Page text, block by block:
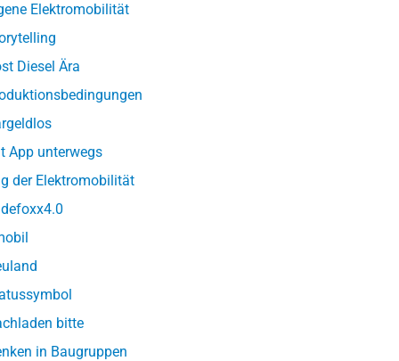
Elektromobilität
Diesel Ära
App unterwegs
der Elektromobilität
bitte
in Baugruppen